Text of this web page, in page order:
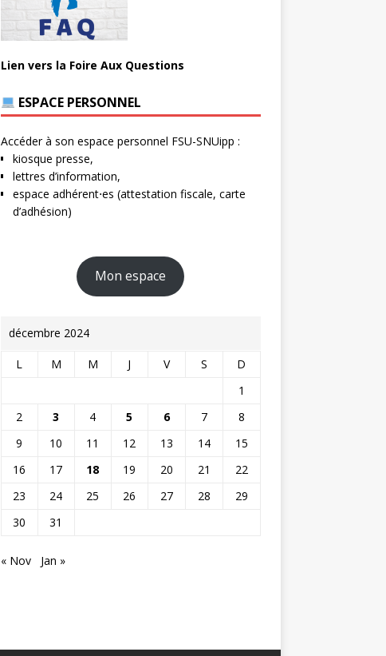
Lien vers la Foire Aux Questions
ESPACE PERSONNEL
Accéder à son espace personnel FSU-SNUipp :
kiosque presse,
lettres d’information,
espace adhérent⋅es (attestation fiscale, carte
d’adhésion)
Mon espace
décembre 2024
L M M J V S
D
1
2
3 4 5 6 7
8
9
10 11 12 13 14
15
16
17 18 19 20 21
22
23
24 25 26 27 28
29
30
31
« Nov Jan »